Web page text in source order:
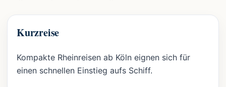
Kurzreise
Kompakte Rheinreisen ab Köln eignen sich für
einen schnellen Einstieg aufs Schiff.